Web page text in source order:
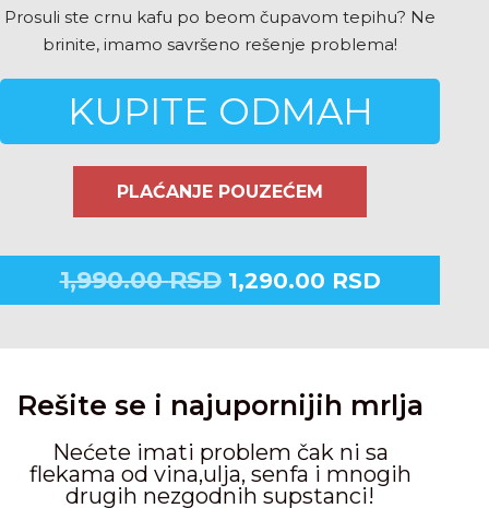
Prosuli ste crnu kafu po beom čupavom tepihu? Ne
brinite, imamo savršeno rešenje problema!
KUPITE ODMAH
PLAĆANJE POUZEĆEM
1,990.00RSD 1,290.00 RSD
Rešite se i najupornijih mrlja
Nećete imati problem čak ni sa
flekama od vina,ulja, senfa i mnogih
drugih nezgodnih supstanci!